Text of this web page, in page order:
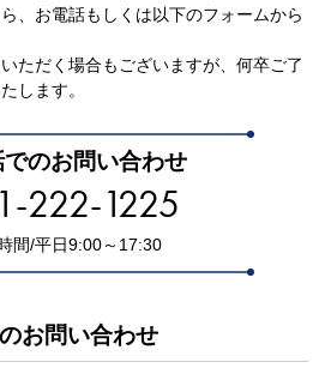
、お電話もしくは以下のフォームから
ただく場合もございますが、何卒ご了
します。
でのお問い合わせ
222-1225
間/平日9:00～17:30
お問い合わせ